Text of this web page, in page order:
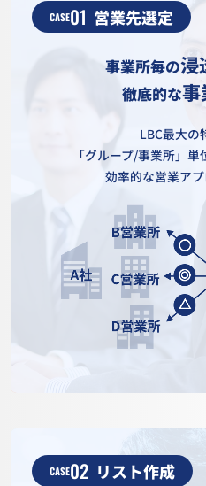
CASE01 営業先選定
事業所毎の浸
徹底的な事
LBC最大の
「グループ/事業所」単
効率的な営業アプ
CASE02 リスト作成